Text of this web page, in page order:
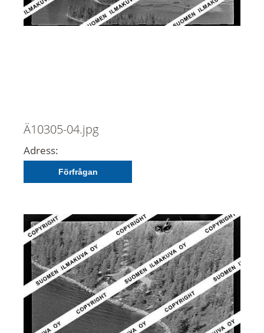
Ä10305-04.jpg
Adress:
Förfrågan